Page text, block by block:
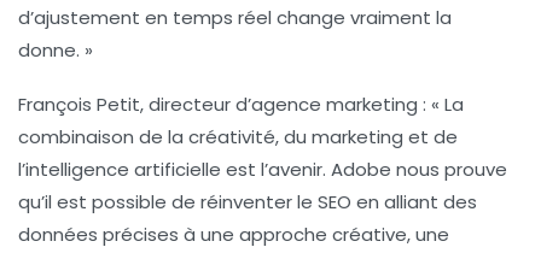
d’ajustement en temps réel change vraiment la
donne. »
François Petit, directeur d’agence marketing : « La
combinaison de la créativité, du marketing et de
l’intelligence artificielle est l’avenir. Adobe nous prouve
qu’il est possible de réinventerle SEO en alliant des
données précises à une approche créative, une